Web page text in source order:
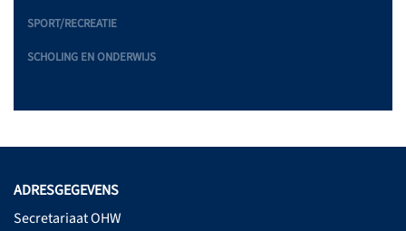
SPORT/RECREATIE
SCHOLING EN ONDERWIJS
ADRESGEGEVENS
Secretariaat OHW